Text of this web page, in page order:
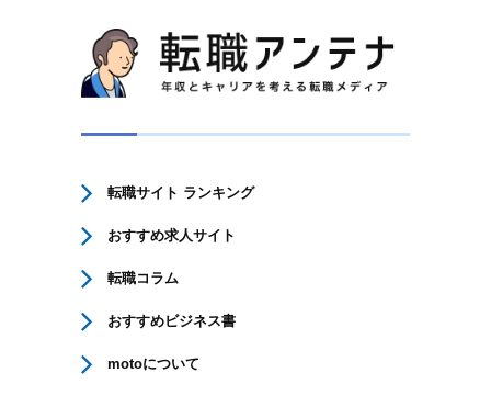
転職サイト ランキング
おすすめ求人サイト
転職コラム
おすすめビジネス書
motoについて